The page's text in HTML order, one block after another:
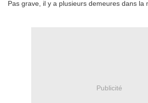
Pas grave, il y a plusieurs demeures dans la
Publicité